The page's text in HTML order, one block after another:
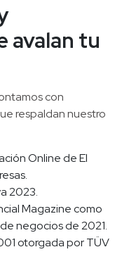
avalan tu
con
respaldan nuestro
Online de El
2023.
Magazine como
negocios de 2021.
otorgada por TÜV